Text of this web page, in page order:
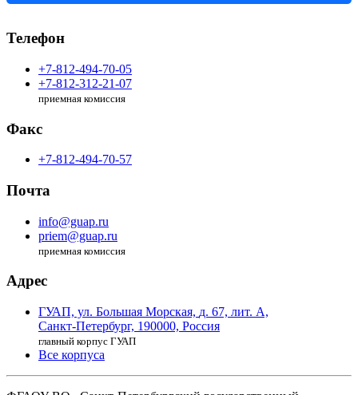
Телефон
+7-812-494-70-05
+7-812-312-21-07
приемная комиссия
Факс
+7-812-494-70-57
Почта
info@guap.ru
priem@guap.ru
приемная комиссия
Адрес
ГУАП, ул. Большая Морская, д. 67, лит. А,
Санкт-Петербург, 190000, Россия
главный корпус ГУАП
Все корпуса